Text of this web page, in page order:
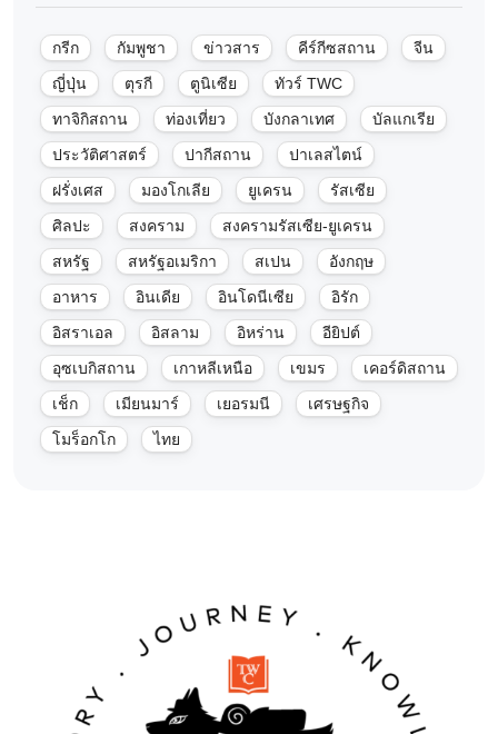
กรีก กัมพูชา ข่าวสาร คีร์กีซสถาน
จีน
ญี่ปุ่น
ตุรกี ตูนิเซีย
ทัวร์ TWC
ทาจิกิสถาน
ท่องเที่ยว บังกลาเทศ
บัลแกเรีย
ประวัติศาสตร์
ปากีสถาน
ปาเลสไตน์
ฝรั่งเศส
มองโกเลีย ยูเครน
รัสเซีย
ศิลปะ
สงคราม
สงครามรัสเซีย-ยูเครน
สหรัฐ
สหรัฐอเมริกา สเปน
อังกฤษ
อาหาร
อินเดีย อินโดนีเซีย
อิรัก
อิสราเอล
อิสลาม อิหร่าน
อียิปต์
อุซเบกิสถาน
เกาหลีเหนือ เขมร
เคอร์ดิสถาน
เช็ก
เมียนมาร์ เยอรมนี
เศรษฐกิจ
โมร็อกโก
ไทย